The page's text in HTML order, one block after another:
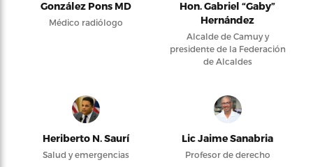
González Pons MD
Médico radiólogo
Hon. Gabriel “Gaby”
Hernández
Alcalde de Camuy y
presidente de la Federación
de Alcaldes
Heriberto N. Saurí
Salud y emergencias
Lic Jaime Sanabria
Profesor de derecho